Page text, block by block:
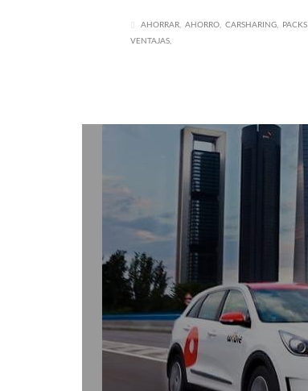
AHORRAR AHORRO CARSHARING
VENTAJAS